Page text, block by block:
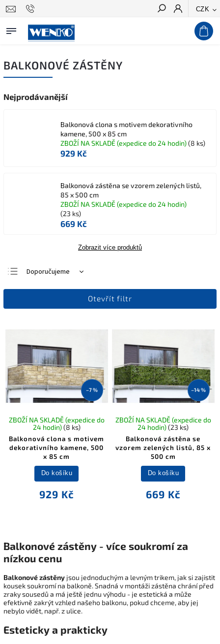
CZK
Hledat
BALKONOVÉ ZÁSTĚNY
Nejprodávanější
Balkonová clona s motivem dekorativního
kamene, 500 x 85 cm
ZBOŽÍ NA SKLADĚ (expedice do 24 hodin)(8 ks)
929 Kč
Balkonová zástěna se vzorem zelených listů,
85 x 500 cm
ZBOŽÍ NA SKLADĚ (expedice do 24 hodin)
(23 ks)
669 Kč
Zobrazit více produktů
Doporučujeme
Nejlevnější
Otevřít filtr
–7 %
Balkonová clona s motivem
dekorativního kamene, 500
x 85 cm
ZBOŽÍ NA SKLADĚ (expedice do
24 hodin)(8 ks)
929 Kč
Do košíku
–14 %
Balkonová zástěna se
vzorem zelených listů, 85 x
500 cm
ZBOŽÍ NA SKLADĚ (expedice do
24 hodin)(23 ks)
669 Kč
Do košíku
Balkonové zástěny - více soukromí za
nízkou cenu
Balkonové zástěny jsou jednoduchým a levným trikem, jak si zajistit
kousek soukromí na balkoně. Snadná v montáži zástěna chrání před
zraky sousedů a má ještě jednu výhodu - je estetická a může
efektivně zakrýt vzhled našeho balkonu, pokud chceme, aby jej
nebylo vidět, např. z ulice.
Esteticky a prakticky